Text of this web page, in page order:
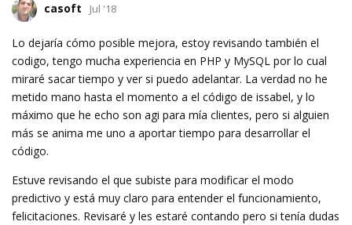
casoft Jul '18
Lo dejaría cómo posible mejora, estoy revisando también el
codigo, tengo mucha experiencia en PHP y MySQL por lo cual
miraré sacar tiempo y ver si puedo adelantar. La verdad no he
metido mano hasta el momento a el código de issabel, y lo
máximo que he echo son agi para mía clientes, pero si alguien
más se anima me uno a aportar tiempo para desarrollar el
código.
Estuve revisando el que subiste para modificar el modo
predictivo y está muy claro para entender el funcionamiento,
felicitaciones. Revisaré y les estaré contando pero si tenía dudas